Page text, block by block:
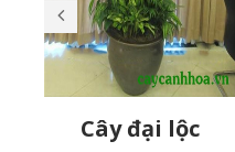
Cây đại lộc